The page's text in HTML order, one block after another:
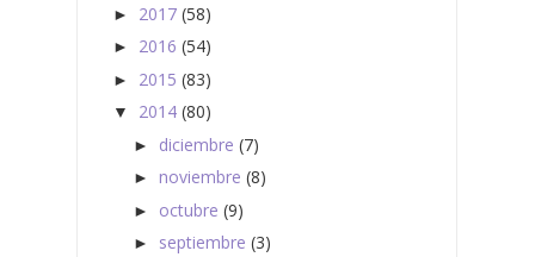
► 2017 (58)
► 2016 (54)
► 2015 (83)
▼ 2014 (80)
► diciembre (7)
► noviembre (8)
► octubre (9)
► septiembre (3)